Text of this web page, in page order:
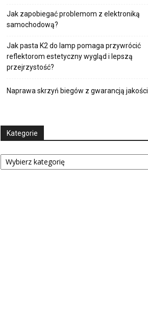
Jak zapobiegać problemom z elektroniką
samochodową?
Jak pasta K2 do lamp pomaga przywrócić
reflektorom estetyczny wygląd i lepszą
przejrzystość?
Naprawa skrzyń biegów z gwarancją jakości
Kategorie
Kategorie